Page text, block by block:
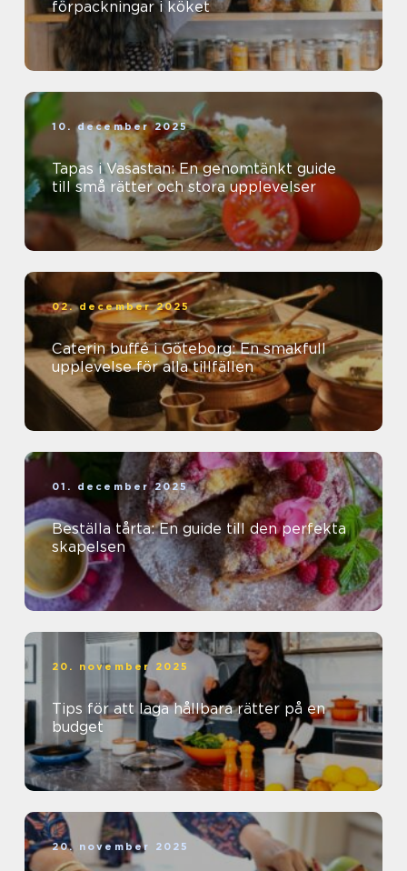
förpackningar i köket
10. december 2025
Tapas i Vasastan: En genomtänkt guide
till små rätter och stora upplevelser
02. december 2025
Caterin buffé i Göteborg: En smakfull
upplevelse för alla tillfällen
01. december 2025
Beställa tårta: En guide till den perfekta
skapelsen
20. november 2025
Tips för att laga hållbara rätter på en
budget
20. november 2025